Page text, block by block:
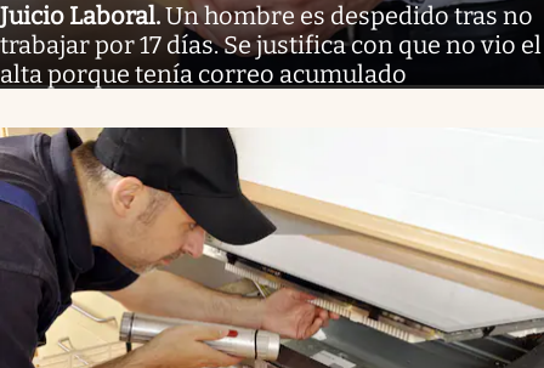
Juicio Laboral.Un hombre es despedido tras no
trabajar por 17 días. Se justifica con que no vio el
alta porque tenía correo acumulado